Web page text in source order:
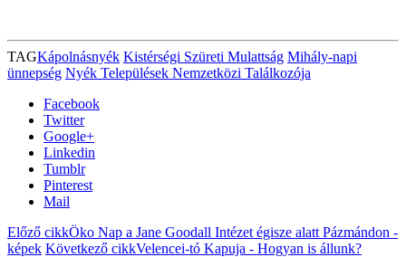
TAGKápolnásnyék Kistérségi Szüreti Mulattság Mihály-napi
ünnepség Nyék Települések Nemzetközi Találkozója
Facebook
Twitter
Google+
Linkedin
Tumblr
Pinterest
Mail
Előző cikkÖko Nap a Jane Goodall Intézet égisze alatt Pázmándon -
képek Következő cikkVelencei-tó Kapuja - Hogyan is állunk?